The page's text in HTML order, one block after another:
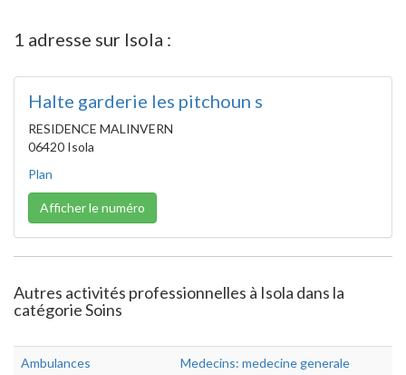
1 adresse sur Isola :
Halte garderie les pitchoun s
RESIDENCE MALINVERN
06420 Isola
Plan
Afficher le numéro
Autres activités professionnelles à Isola dans la
catégorie Soins
Ambulances Medecins: medecine generale